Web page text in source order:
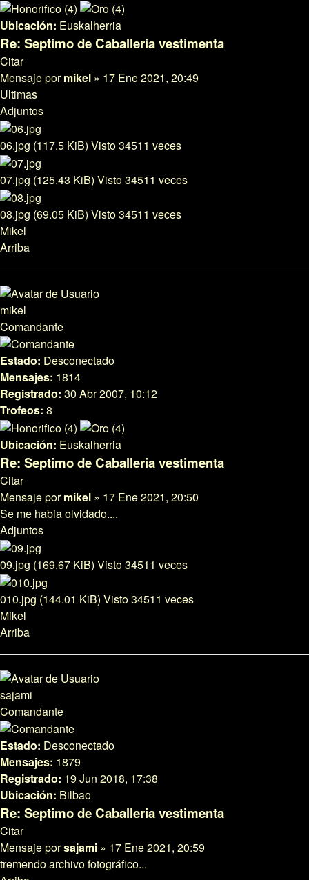
Ubicación: Euskalherria
Re: Septimo de Caballeria vestimenta
Citar
Mensajepormikel » 17 Ene 2021, 20:49
Ultimas
Adjuntos
06.jpg (117.5 KiB) Visto 34511 veces
07.jpg (125.43 KiB) Visto 34511 veces
08.jpg (69.05 KiB) Visto 34511 veces
Mikel
Arriba
mikel
Comandante
Estado: Desconectado
Mensajes: 1814
Registrado: 30 Abr 2007, 10:12
Trofeos: 8
Ubicación: Euskalherria
Re: Septimo de Caballeria vestimenta
Citar
Mensajepormikel » 17 Ene 2021, 20:50
Se me habia olvidado....
Adjuntos
09.jpg (169.67 KiB) Visto 34511 veces
010.jpg (144.01 KiB) Visto 34511 veces
Mikel
Arriba
sajami
Comandante
Estado: Desconectado
Mensajes: 1879
Registrado: 19 Jun 2018, 17:38
Ubicación: Bilbao
Re: Septimo de Caballeria vestimenta
Citar
Mensajeporsajami » 17 Ene 2021, 20:59
tremendo archivo fotográfico...